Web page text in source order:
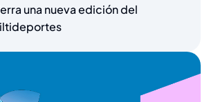
una nueva edición del